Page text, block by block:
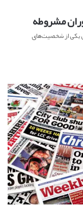
مشروطه
یکی از شخصیت‌های